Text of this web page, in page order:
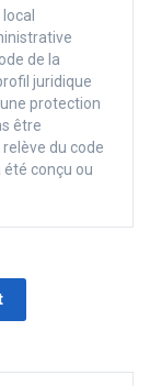
de la
juridique
protection
être
du code
conçu ou